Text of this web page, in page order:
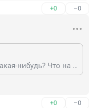
+0 –0
а если она среднеазиатка какая-нибудь? Что на это скажешь, номерное чудо?
+0 –0